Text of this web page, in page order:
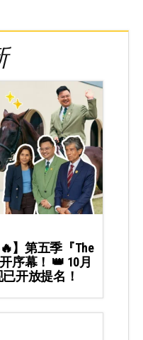
】第五季『The
序幕！ 👑 10月
开放提名！